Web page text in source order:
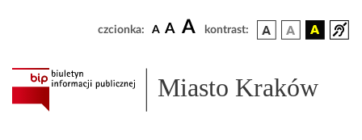
czcionka: A A A kontrast:
Miasto Kraków